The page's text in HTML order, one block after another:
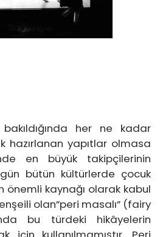
her ne kadar
hazırlanan yapıtlar olmasa
en büyük takipçilerinin
bütün kültürlerde çocuk
önemli kaynağı olarak kabul
olan”peri masalı” (fairy
bu türdeki hikâyelerin